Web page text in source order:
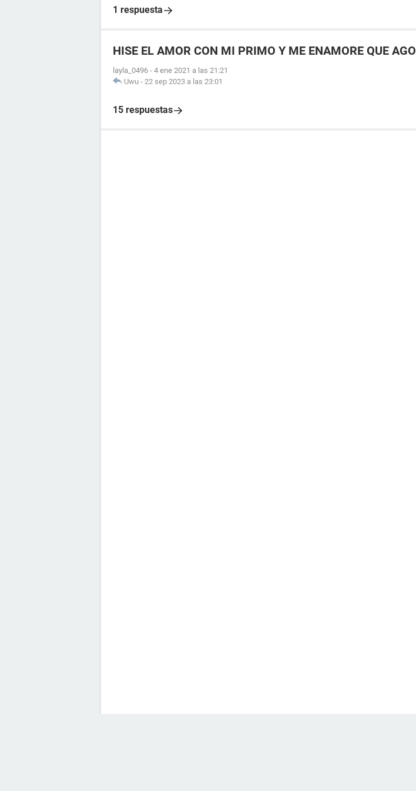
1 respuesta
HISE EL AMOR CON MI PRIMO Y ME ENAMORE QUE AGO
layla_0496 - 4 ene 2021 a las 21:21
Uwu - 22 sep 2023 a las 23:01
15 respuestas